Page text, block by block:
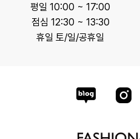
평일 10:00 ~ 17:00
점심 12:30 ~ 13:30
휴일 토/일/공휴일